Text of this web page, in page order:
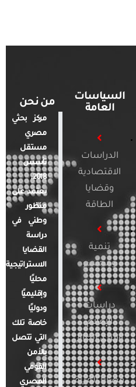
السياسات
العامة
الدراسات
الاقتصادية
وقضايا
الطاقة
تنمية
ومجتمع
دراسات
الإعلام
والرأي العام
قضايا المرأة
من نحن
مركز بحثي
مصري
مستقل
تأسس
2018.
يعتمد على
منظور
وطني في
دراسة
القضايا
الاستراتيجية
محليًا
وإقليميًا
ودوليًا
خاصة تلك
التي تتصل
بالأمن
القومي
المصري